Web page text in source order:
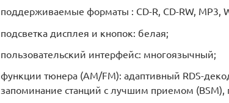
поддерживаемые форматы : CD-R, CD-RW, MP3,
подсветка дисплея и кнопок: белая;
пользовательский интерфейс: многоязычный;
функции тюнера (AM/FM): адаптивный RDS-
запоминание станций с лучшим приемом (BSM),